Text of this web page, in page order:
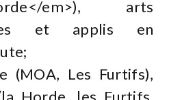
em>), arts
et applis en
(MOA, Les Furtifs),
Horde, les Furtifs,